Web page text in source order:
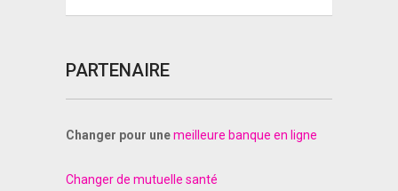
PARTENAIRE
Changer pour unemeilleure banque en ligne
Changer de mutuelle santé